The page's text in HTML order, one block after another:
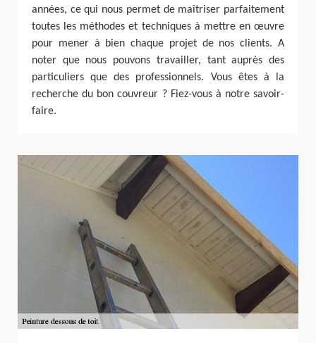
années, ce qui nous permet de maîtriser parfaitement
toutes les méthodes et techniques à mettre en œuvre
pour mener à bien chaque projet de nos clients. A
noter que nous pouvons travailler, tant auprès des
particuliers que des professionnels. Vous êtes à la
recherche du bon couvreur ? Fiez-vous à notre savoir-
faire.